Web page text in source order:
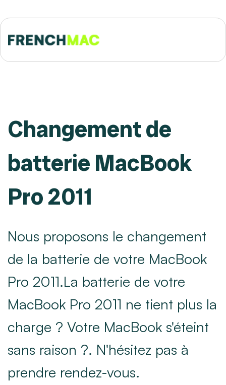
Changement de
batterie MacBook
Pro 2011
Nous proposons le changement
de la batterie de votre MacBook
Pro 2011.La batterie de votre
MacBook Pro 2011 ne tient plus la
charge ? Votre MacBook s'éteint
sans raison ?. N'hésitez pas à
prendre rendez-vous.